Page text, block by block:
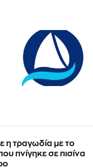
η τραγωδία με το
πνίγηκε σε πισίνα